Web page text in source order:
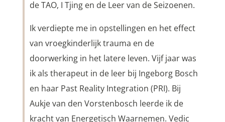
de TAO, I Tjing en de Leer van de Seizoenen.
Ik verdiepte me in opstellingen en het effect
van vroegkinderlijk trauma en de
doorwerking in het latere leven. Vijf jaar was
ik als therapeut in de leer bij Ingeborg Bosch
en haar Past Reality Integration (PRI). Bij
Aukje van den Vorstenbosch leerde ik de
kracht van Energetisch Waarnemen. Vedic